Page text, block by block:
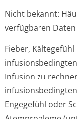
Nicht bekannt:
verfügbaren
Fieber,
Infusion zu
Engegefühl oder